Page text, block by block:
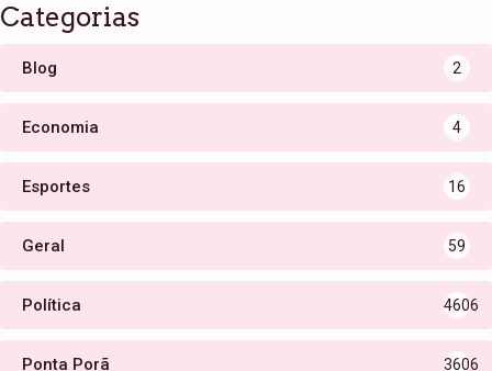
Categorias
Blog 2
Economia 4
Esportes 16
Geral 59
Política 4606
Ponta Porã 3606